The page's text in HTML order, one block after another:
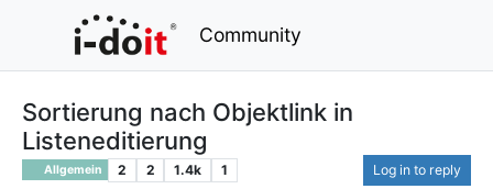
Community
Sortierung nach Objektlink in
Listeneditierung
Allgemein 2 2 1.4k 1 Log in to reply